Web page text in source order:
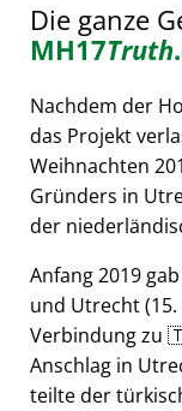
Die ganze
MH17Truth
Nachdem der
das Projekt
Weihnachten
Gründers in
der
Anfang 2019
und Utrecht
Verbindung zu
Anschlag in
teilte der